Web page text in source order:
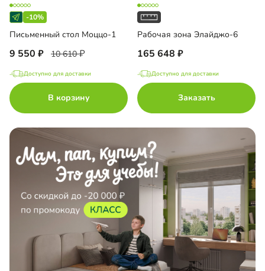
-10%
Письменный стол Моццо-1
9 550 10 610
Доступно для доставки
В корзину
Рабочая зона Элайджо-6
165 648
Доступно для доставки
Заказать